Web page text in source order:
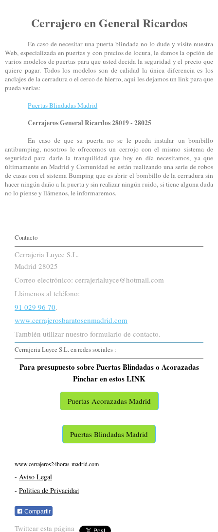
Cerrajero en General Ricardos
En caso de necesitar una puerta blindada no lo dude y visite nuestra
Web, especializada en puertas y con precios de locura, le damos la opción de
varios modelos de puertas para que usted decida la seguridad y el precio que
quiere pagar. Todos los modelos son de calidad la única diferencia es los
anclajes de la cerradura o el cerco de hierro, aqui les dejamos un link para que
pueda verlas:
Puertas Blindadas Madrid
Cerrajeros General Ricardos 28019 - 28025
En caso de que su puerta no se le pueda instalar un bombillo
antibumping, nosotros le ofrecemos un cerrojo con el mismo sistema de
seguridad para darle la tranquilidad que hoy en día necesitamos, ya que
últimamente en Madrid y Comunidad se están realizando una serie de robos
de casas con el sistema Bumping que es abrir el bombillo de la cerradura sin
hacer ningún daño a la puerta y sin realizar ningún ruido, si tiene alguna duda
no lo piense y llámenos, le informaremos.
Contacto
Cerrajeria Luyce S.L.
Madrid 28025
Correo electrónico: cerrajerialuyce@hotmail.com
Llámenos al teléfono:
91 029 96 70.
www.cerrajerosbaratosenmadrid.com
También utilizar nuestro formulario de contacto.
Cerrajeria Luyce S.L. en redes sociales :
Para presupuesto sobre Puertas Blindadas o Acorazadas
Pinchar en estos LINK
Puertas Acorazadas Madrid
Puertas Blindadas Madrid
www.cerrajeros24horas-madrid.com
- Aviso Legal
- Politica de Privacidad
Compartir
Twittear esta página